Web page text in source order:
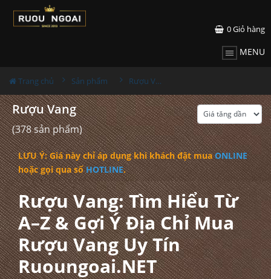
0Giỏ hàng
MENU
Trang chủ Sản phẩm Rượu Vang
Rượu Vang
(378 sản phẩm)
LƯU Ý: Giá này chỉ áp dụng khi khách đặt muaONLINE
hoặc gọi qua sốHOTLINE.
Rượu Vang: Tìm Hiểu Từ
A–Z & Gợi Ý Địa Chỉ Mua
Rượu Vang Uy Tín
Ruoungoai.NET